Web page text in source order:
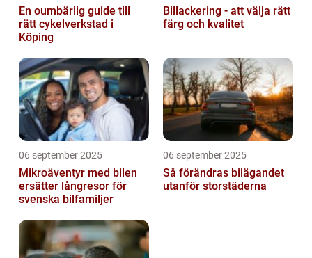
En oumbärlig guide till
rätt cykelverkstad i
Köping
Billackering - att välja rätt
färg och kvalitet
06 september 2025
Mikroäventyr med bilen
ersätter långresor för
svenska bilfamiljer
06 september 2025
Så förändras bilägandet
utanför storstäderna